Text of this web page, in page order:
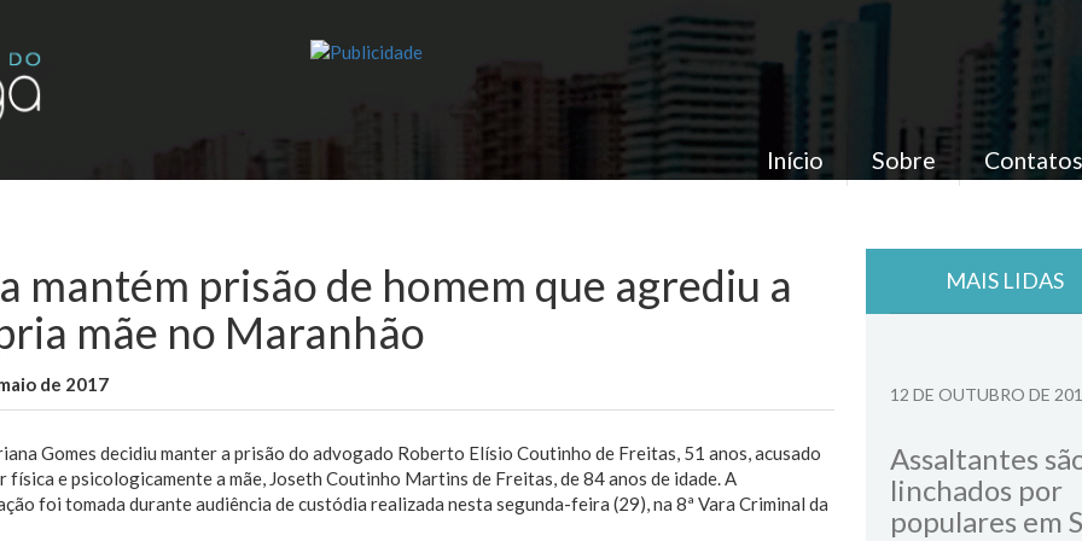
Início Sobre Contatos
mantém prisão de homem que agrediu a
mãe no Maranhão
de 2017
Gomes decidiu manter a prisão do advogado Roberto Elísio Coutinho de Freitas, 51 anos, acusado
física e psicologicamente a mãe, Joseth Coutinho Martins de Freitas, de 84 anos de idade. A
foi tomada durante audiência de custódia realizada nesta segunda-feira (29), na 8ª Vara Criminal da
MAIS LIDAS
12 DE OUTUBRO DE
Assaltantes
linchados por
populares em